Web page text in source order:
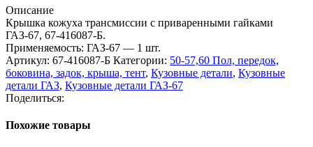
Описание
Крышка кожуха трансмиссии с приваренными гайками
ГАЗ-67, 67-416087-Б.
Применяемость: ГАЗ-67 — 1 шт.
Артикул: 67-416087-Б Категории: 50-57,60 Пол, передок,
боковина, задок, крыша, тент, Кузовные детали, Кузовные
детали ГАЗ, Кузовные детали ГАЗ-67
Поделиться:
Похожие товары